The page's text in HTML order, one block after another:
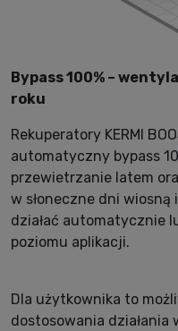
Bypass 100% –
roku
Rekuperatory KERMI
automatyczny bypass
przewietrzanie latem
w słoneczne dni
działać automatycznie
poziomu aplikacji.
Dla użytkownika to
dostosowania